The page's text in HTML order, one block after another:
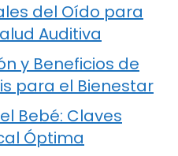
del Oído para
Auditiva
y Beneficios de
para el Bienestar
Bebé: Claves
Óptima